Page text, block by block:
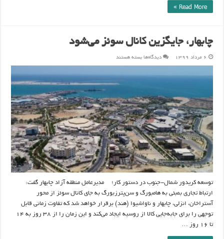
Read More »
چابهار، جایگزین کانال سوئز می‌شود
۶ مرداد ۱۳۹۹ دیدگاه‌هابرای
بسته هستند
توسعه کریدور شمال-جنوب در دستور کار؛ مدیرعامل منطقه آزاد چابهار گفت:
ارتباط تجاری بمبئی به هامبورگ و سن‌پترزبورگ به جای کانال سوئز از محور
آستراخان، انزلی، چابهار و ناواشیوا (هند) برقرار خواهد شد که تفاوت زمانی قابل
توجهی را برای جابه‌جایی کالا از روسیه ایجاد می‌کند و این زمان را از ۳۸ روز به ۱۴
تا ۱۶ روز …